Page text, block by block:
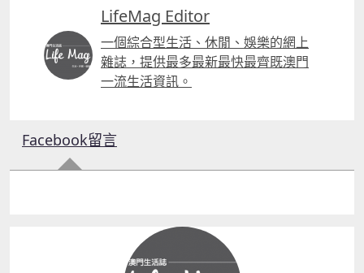
LifeMag Editor
一個綜合型生活、休閒、娛樂的網上
雜誌，提供最多最新最快最齊既澳門
一流生活資訊。
Facebook留言